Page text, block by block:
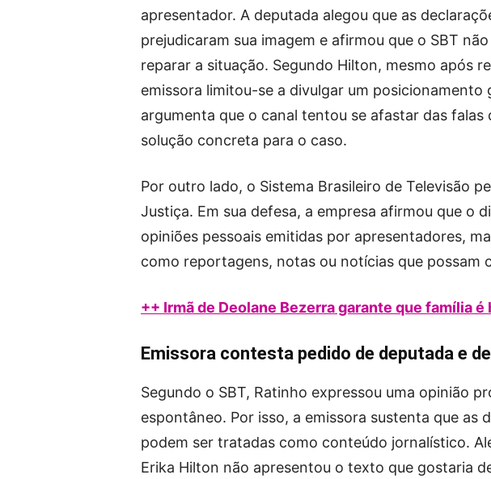
apresentador. A deputada alegou que as
prejudicaram sua imagem e afirmou que o SBT
reparar a situação. Segundo Hilton, mesmo após
emissora limitou-se a divulgar um posicionamento
argumenta que o canal tentou se afastar das falas
solução concreta para o caso.
Por outro lado, o Sistema Brasileiro de Televisão
Justiça. Em sua defesa, a empresa afirmou que o
opiniões pessoais emitidas por apresentadores,
como reportagens, notas ou notícias que possam
++ Irmã de Deolane Bezerra garante que família é
Emissora contesta pedido de deputada e
Segundo o SBT, Ratinho expressou uma opinião
espontâneo. Por isso, a emissora sustenta que as
podem ser tratadas como conteúdo jornalístico.
Erika Hilton não apresentou o texto que gostaria